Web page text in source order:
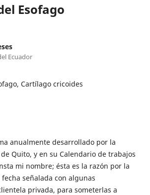
Esofago
Ecuador
Cartílago cricoides
anualmente desarrollado por la
Quito, y en su Calendario de trabajos
mi nombre; ésta es la razón por la
señalada con algunas
privada, para someterlas a